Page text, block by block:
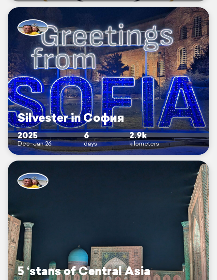
Silvester in София
2025
Dec–Jan 26
6
days
2.9k
kilometers
5 ‘stans of Central Asia